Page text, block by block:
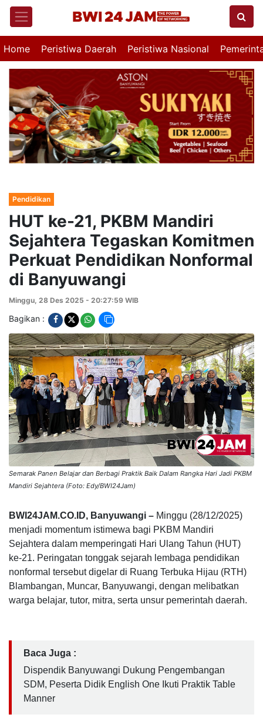
Home Peristiwa Daerah Peristiwa Nasional
Pendidikan
HUT ke-21, PKBM Mandiri
Sejahtera Tegaskan Komitmen
Perkuat Pendidikan Nonformal
di Banyuwangi
Minggu, 28 Des 2025 - 20:27:59 WIB
Bagikan :
Semarak Panen Belajar dan Berbagi Praktik Baik Dalam Rangka Hari Jadi PKBM
Mandiri Sejahtera (Foto: Edy/BWI24Jam)
BWI24JAM.CO.ID, Banyuwangi – Minggu (28/12/2025)
menjadi momentum istimewa bagi PKBM Mandiri
Sejahtera dalam memperingati Hari Ulang Tahun (HUT)
ke-21. Peringatan tonggak sejarah lembaga pendidikan
nonformal tersebut digelar di Ruang Terbuka Hijau (RTH)
Blambangan, Muncar, Banyuwangi, dengan melibatkan
warga belajar, tutor, mitra, serta unsur pemerintah daerah.
Baca Juga :
Dispendik Banyuwangi Dukung Pengembangan
SDM, Peserta Didik English One Ikuti Praktik Table
Manner